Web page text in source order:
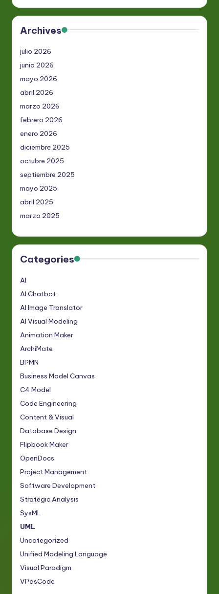
Archives
julio 2026
junio 2026
mayo 2026
abril 2026
marzo 2026
febrero 2026
enero 2026
diciembre 2025
octubre 2025
septiembre 2025
mayo 2025
abril 2025
marzo 2025
Categories
AI
AI Chatbot
AI Image Translator
AI Visual Modeling
Animation Maker
ArchiMate
BPMN
Business Model Canvas
C4 Model
Code Engineering
Content & Visual
Database Design
Flipbook Maker
OpenDocs
Project Management
Software Development
Strategic Analysis
SysML
UML
Uncategorized
Unified Modeling Language
Visual Paradigm
VPasCode